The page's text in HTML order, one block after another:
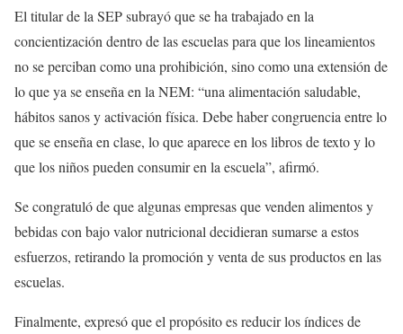
El titular de la SEP subrayó que se ha trabajado en la
concientización dentro de las escuelas para que los lineamientos
no se perciban como una prohibición, sino como una extensión de
lo que ya se enseña en la NEM: “una alimentación saludable,
hábitos sanos y activación física. Debe haber congruencia entre lo
que se enseña en clase, lo que aparece en los libros de texto y lo
que los niños pueden consumir en la escuela”, afirmó.
Se congratuló de que algunas empresas que venden alimentos y
bebidas con bajo valor nutricional decidieran sumarse a estos
esfuerzos, retirando la promoción y venta de sus productos en las
escuelas.
Finalmente, expresó que el propósito es reducir los índices de